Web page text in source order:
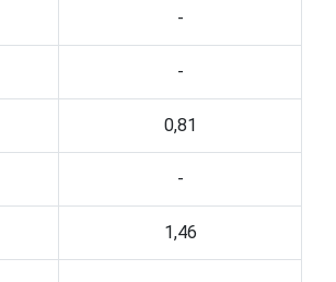
-
-
0,81
-
1,46